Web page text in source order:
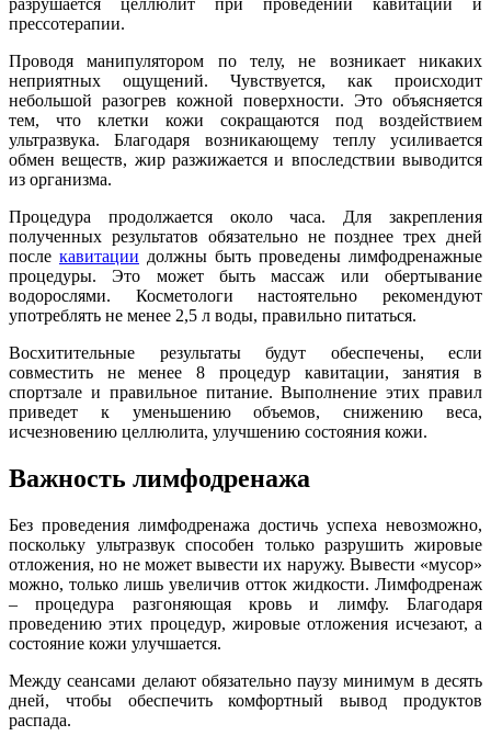
разрушается целлюлит при проведении кавитации и
прессотерапии.
Проводя манипулятором по телу, не возникает никаких
неприятных ощущений. Чувствуется, как происходит
небольшой разогрев кожной поверхности. Это объясняется
тем, что клетки кожи сокращаются под воздействием
ультразвука. Благодаря возникающему теплу усиливается
обмен веществ, жир разжижается и впоследствии выводится
из организма.
Процедура продолжается около часа. Для закрепления
полученных результатов обязательно не позднее трех дней
после кавитации должны быть проведены лимфодренажные
процедуры. Это может быть массаж или обертывание
водорослями. Косметологи настоятельно рекомендуют
употреблять не менее 2,5 л воды, правильно питаться.
Восхитительные результаты будут обеспечены, если
совместить не менее 8 процедур кавитации, занятия в
спортзале и правильное питание. Выполнение этих правил
приведет к уменьшению объемов, снижению веса,
исчезновению целлюлита, улучшению состояния кожи.
Важность лимфодренажа
Без проведения лимфодренажа достичь успеха невозможно,
поскольку ультразвук способен только разрушить жировые
отложения, но не может вывести их наружу. Вывести «мусор»
можно, только лишь увеличив отток жидкости. Лимфодренаж
– процедура разгоняющая кровь и лимфу. Благодаря
проведению этих процедур, жировые отложения исчезают, а
состояние кожи улучшается.
Между сеансами делают обязательно паузу минимум в десять
дней, чтобы обеспечить комфортный вывод продуктов
распада.